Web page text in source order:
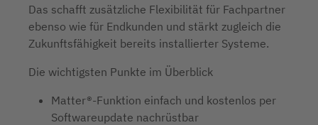
Das schafft zusätzliche Flexibilität für Fachpartner
ebenso wie für Endkunden und stärkt zugleich die
Zukunftsfähigkeit bereits installierter Systeme.
Die wichtigsten Punkte im Überblick
Matter®-Funktion einfach und kostenlos per
Softwareupdate nachrüstbar